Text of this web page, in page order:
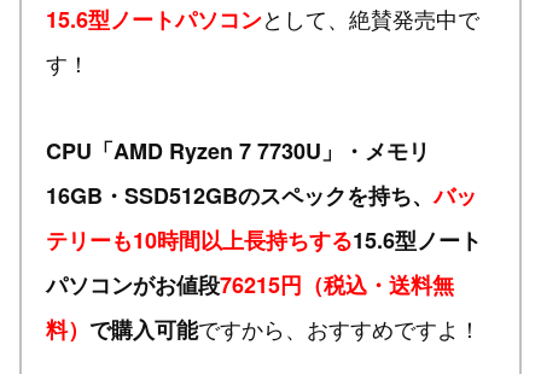
15.6型ノートパソコンとして、絶賛発売中で
す！
CPU「AMD Ryzen 7 7730U」・メモリ
16GB・SSD512GBのスペックを持ち、バッ
テリーも10時間以上長持ちする15.6型ノート
パソコンがお値段76215円（税込・送料無
料） で購入可能ですから、おすすめですよ！